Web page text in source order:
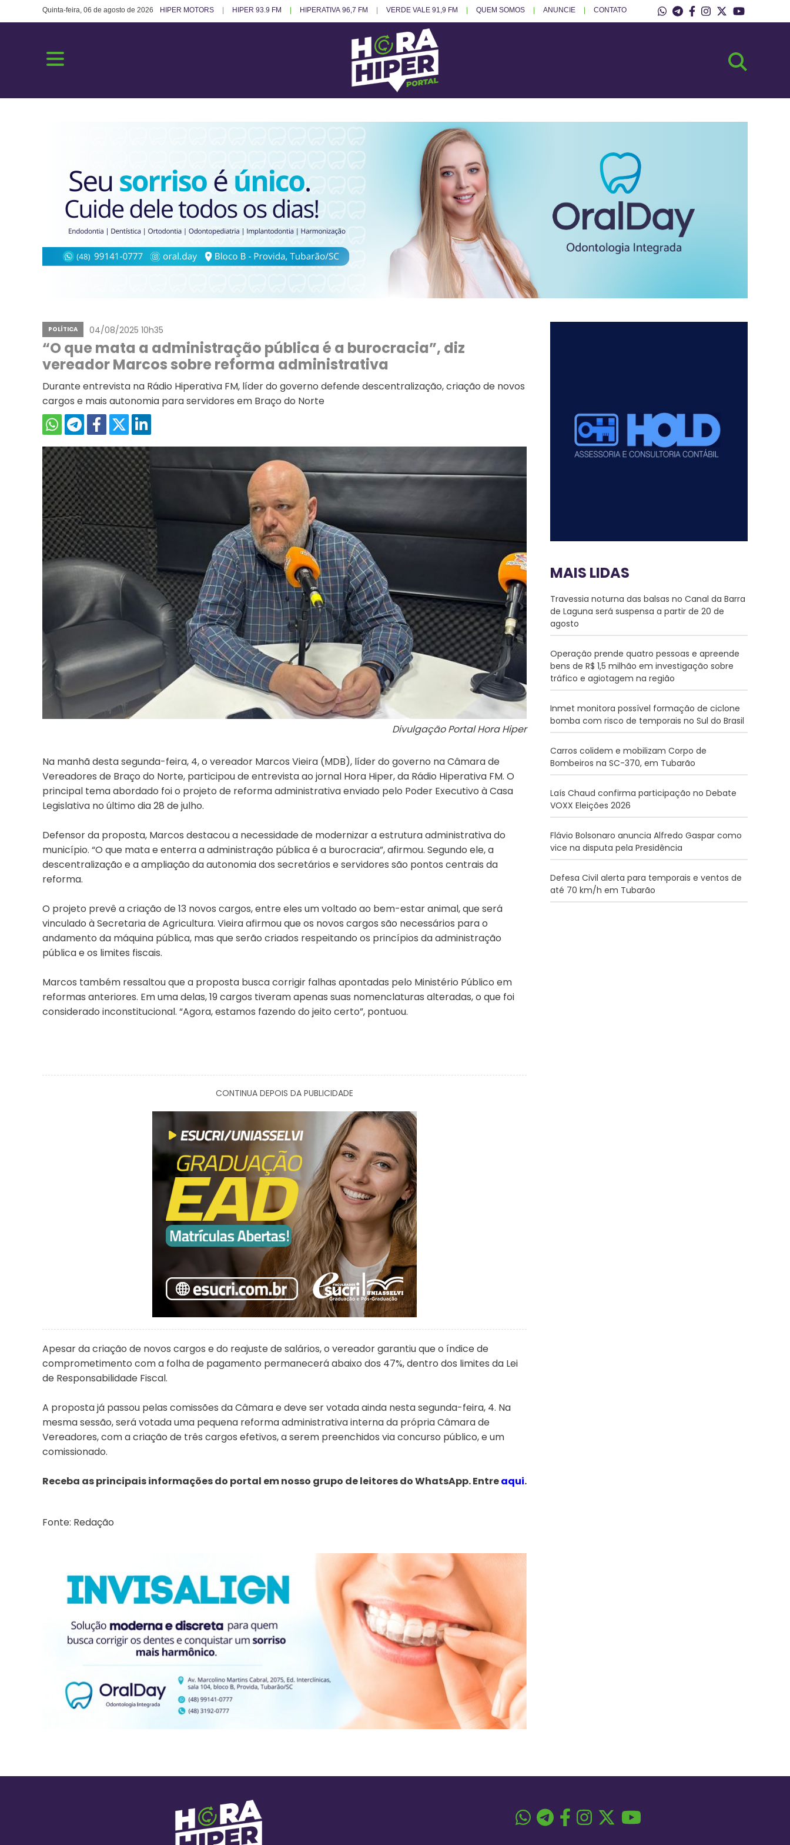
Quinta-feira, 06 de agosto de 2026 HIPER MOTORS HIPER 93.9 FM HIPERATIVA 96,7 FM VERDE VALE 91,9 FM QUEM SOMOS ANUNCIE CONTATO
POLÍTICA 04/08/2025 10h35
“O que mata a administração pública é a burocracia”, diz
vereador Marcos sobre reforma administrativa
Durante entrevista na Rádio Hiperativa FM, líder do governo defende descentralização, criação de novos
cargos e mais autonomia para servidores em Braço do Norte
Divulgação Portal Hora Hiper
Na manhã desta segunda-feira, 4, o vereador Marcos Vieira (MDB), líder do governo na Câmara de
Vereadores de Braço do Norte, participou de entrevista ao jornal Hora Hiper, da Rádio Hiperativa FM. O
principal tema abordado foi o projeto de reforma administrativa enviado pelo Poder Executivo à Casa
Legislativa no último dia 28 de julho.
Defensor da proposta, Marcos destacou a necessidade de modernizar a estrutura administrativa do
município. “O que mata e enterra a administração pública é a burocracia”, afirmou. Segundo ele, a
descentralização e a ampliação da autonomia dos secretários e servidores são pontos centrais da
reforma.
O projeto prevê a criação de 13 novos cargos, entre eles um voltado ao bem-estar animal, que será
vinculado à Secretaria de Agricultura. Vieira afirmou que os novos cargos são necessários para o
andamento da máquina pública, mas que serão criados respeitando os princípios da administração
pública e os limites fiscais.
Marcos também ressaltou que a proposta busca corrigir falhas apontadas pelo Ministério Público em
reformas anteriores. Em uma delas, 19 cargos tiveram apenas suas nomenclaturas alteradas, o que foi
considerado inconstitucional. “Agora, estamos fazendo do jeito certo”, pontuou.
CONTINUA DEPOIS DA PUBLICIDADE
Apesar da criação de novos cargos e do reajuste de salários, o vereador garantiu que o índice de
comprometimento com a folha de pagamento permanecerá abaixo dos 47%, dentro dos limites da Lei
de Responsabilidade Fiscal.
A proposta já passou pelas comissões da Câmara e deve ser votada ainda nesta segunda-feira, 4. Na
mesma sessão, será votada uma pequena reforma administrativa interna da própria Câmara de
Vereadores, com a criação de três cargos efetivos, a serem preenchidos via concurso público, e um
comissionado.
Receba as principais informações do portal em nosso grupo de leitores do WhatsApp. Entreaqui.
Fonte: Redação
MAIS LIDAS
Travessia noturna das balsas no Canal da Barra
de Laguna será suspensa a partir de 20 de
agosto
Operação prende quatro pessoas e apreende
bens de R$ 1,5 milhão em investigação sobre
tráfico e agiotagem na região
Inmet monitora possível formação de ciclone
bomba com risco de temporais no Sul do Brasil
Carros colidem e mobilizam Corpo de
Bombeiros na SC-370, em Tubarão
Laís Chaud confirma participação no Debate
VOXX Eleições 2026
Flávio Bolsonaro anuncia Alfredo Gaspar como
vice na disputa pela Presidência
Defesa Civil alerta para temporais e ventos de
até 70 km/h em Tubarão